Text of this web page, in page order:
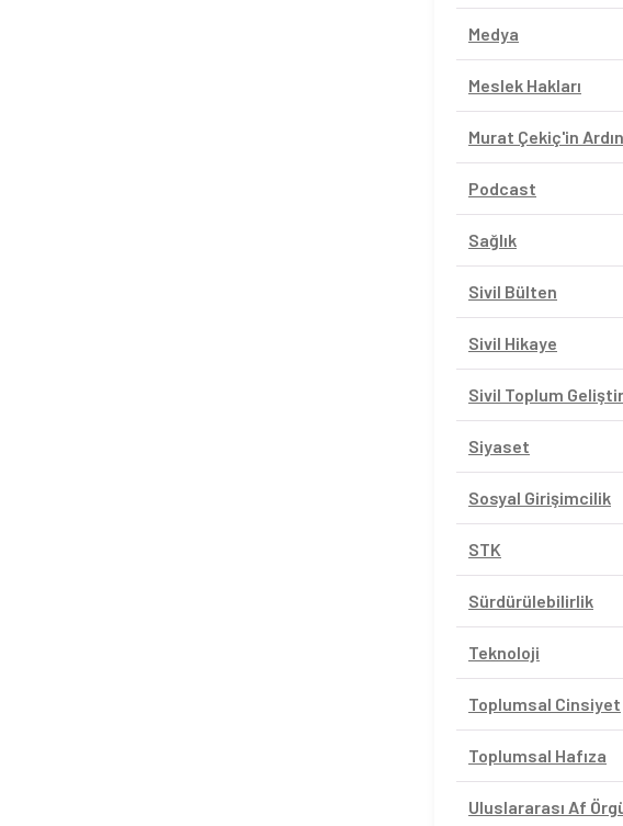
Medya
Meslek Hakları
Murat Çekiç'in
Podcast
Sağlık
Sivil Bülten
Sivil Hikaye
Sivil Toplum
Siyaset
Sosyal Girişimcilik
STK
Sürdürülebilirlik
Teknoloji
Toplumsal Cinsiyet
Toplumsal Hafıza
Uluslararası Af